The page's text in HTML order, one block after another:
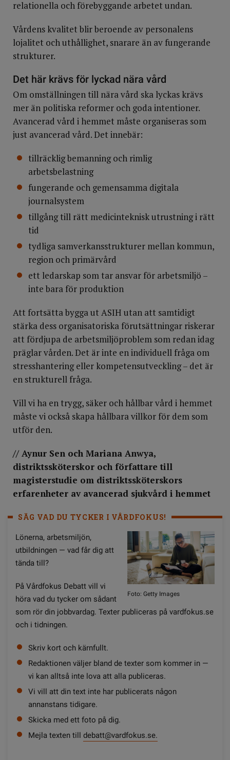
relationella och förebyggande arbetet undan.
Vårdens kvalitet blir beroende av personalens
lojalitet och uthållighet, snarare än av fungerande
strukturer.
Det här krävs för lyckad nära vård
Om omställningen till nära vård ska lyckas krävs
mer än politiska reformer och goda intentioner.
Avancerad vård i hemmet måste organiseras som
just avancerad vård. Det innebär:
tillräcklig bemanning och rimlig
arbetsbelastning
fungerande och gemensamma digitala
journalsystem
tillgång till rätt medicinteknisk utrustning i rätt
tid
tydliga samverkansstrukturer mellan kommun,
region och primärvård
ett ledarskap som tar ansvar för arbetsmiljö –
inte bara för produktion
Att fortsätta bygga ut ASIH utan att samtidigt
stärka dess organisatoriska förutsättningar riskerar
att fördjupa de arbetsmiljöproblem som redan idag
präglar vården. Det är inte en individuell fråga om
stresshantering eller kompetensutveckling – det är
en strukturell fråga.
Vill vi ha en trygg, säker och hållbar vård i hemmet
måste vi också skapa hållbara villkor för dem som
utför den.
// Aynur Sen och Mariana Anwya,
distriktssköterskor och författare till
magisterstudie om distriktssköterskors
erfarenheter av avancerad sjukvård i hemmet
SÄG VAD DU TYCKER I VÅRDFOKUS!
Foto: Getty Images
Lönerna, arbetsmiljön,
utbildningen — vad får dig att
tända till?
På Vårdfokus Debatt vill vi
höra vad du tycker om sådant
som rör din jobbvardag. Texter publiceras på vardfokus.se
och i tidningen.
Skriv kort och kärnfullt.
Redaktionen väljer bland de texter som kommer in —
vi kan alltså inte lova att alla publiceras.
Vi vill att din text inte har publicerats någon
annanstans tidigare.
Skicka med ett foto på dig.
Mejla texten till debatt@vardfokus.se.